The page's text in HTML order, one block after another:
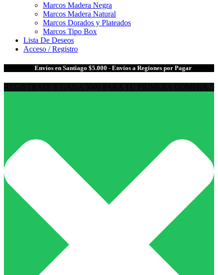
Marcos Madera Negra
Marcos Madera Natural
Marcos Dorados y Plateados
Marcos Tipo Box
Lista De Deseos
Acceso / Registro
Envíos en Santiago $5.000 - Envíos a Regiones por Pagar